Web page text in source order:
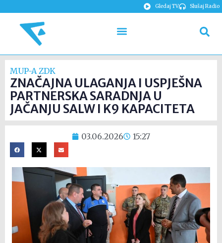
Gledaj TV Slušaj Radio
MUP-A ZDK
ZNAČAJNA ULAGANJA I USPJEŠNA
PARTNERSKA SARADNJA U
JAČANJU SALW I K9 KAPACITETA
03.06.2026 15:27